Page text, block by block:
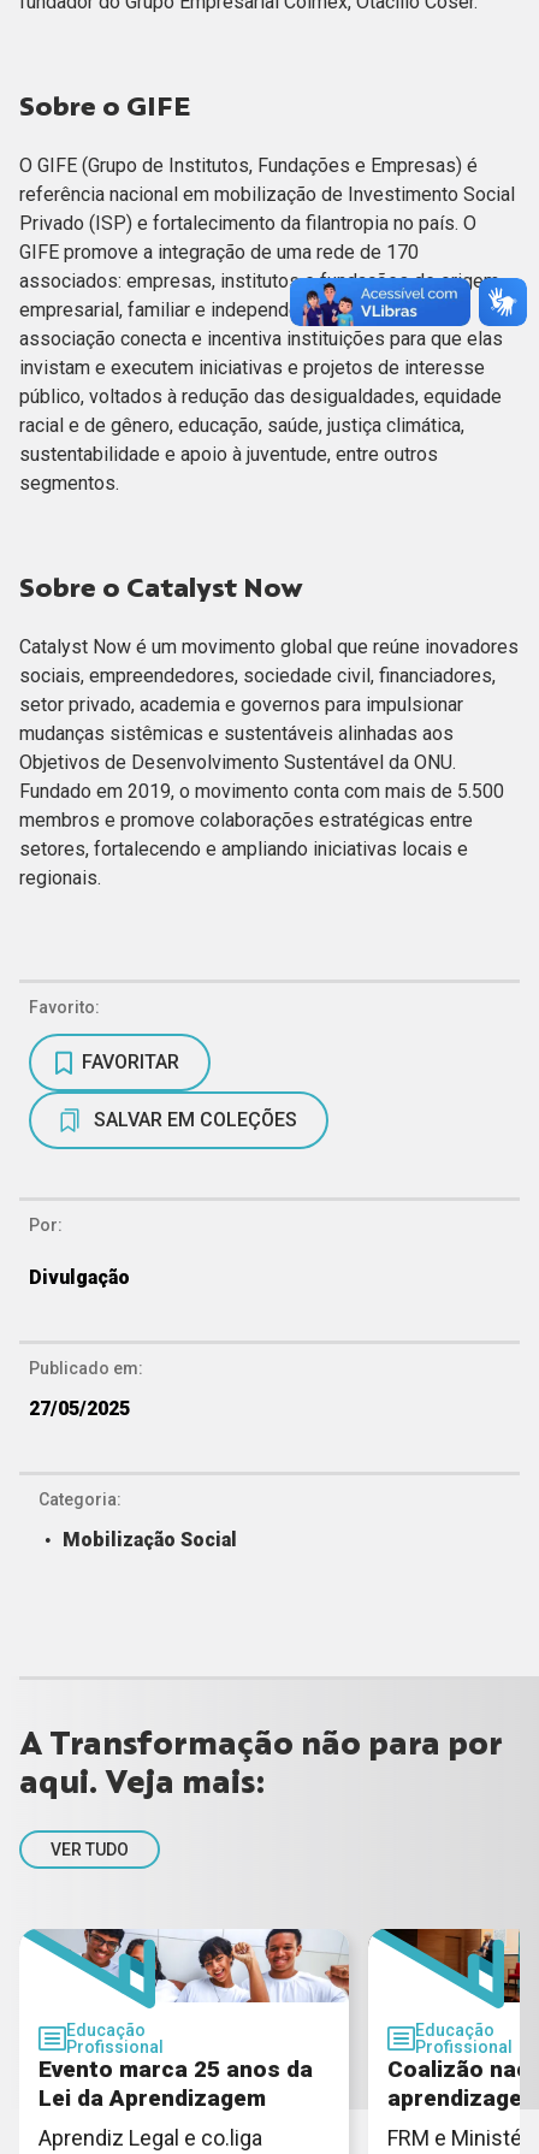
Sobre o GIFE
O GIFE (Grupo de Institutos, Fundações e Empresas) é
referência nacional em mobilização de Investimento Social
Privado (ISP) e fortalecimento da filantropia no país. O
GIFE promove a integração de uma rede de 170
associados: empresas, institutos e fundações de origem
empresarial, familiar e independente. Há 30 anos, a
associação conecta e incentiva instituições para que elas
invistam e executem iniciativas e projetos de interesse
público, voltados à redução das desigualdades, equidade
racial e de gênero, educação, saúde, justiça climática,
sustentabilidade e apoio à juventude, entre outros
segmentos.
Sobre o Catalyst Now
Catalyst Now é um movimento global que reúne inovadores
sociais, empreendedores, sociedade civil, financiadores,
setor privado, academia e governos para impulsionar
mudanças sistêmicas e sustentáveis alinhadas aos
Objetivos de Desenvolvimento Sustentável da ONU.
Fundado em 2019, o movimento conta com mais de 5.500
membros e promove colaborações estratégicas entre
setores, fortalecendo e ampliando iniciativas locais e
regionais.
Favorito:
FAVORITAR
SALVAR EM COLEÇÕES
Por:
Divulgação
Publicado em:
27/05/2025
Categoria:
Mobilização Social
A Transformação não para por
aqui. Veja mais:
VER TUDO
Educação
Profissional
Evento marca 25 anos da
Lei da Aprendizagem
Aprendiz Legal e co.liga
Educação
Profissional
Coalizão
FRM e